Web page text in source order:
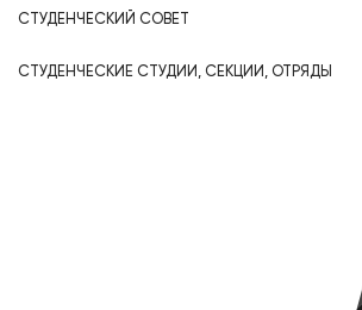
СТУДЕНЧЕСКИЙ СОВЕТ
СТУДЕНЧЕСКИЕ СТУДИИ, СЕКЦИИ, ОТРЯДЫ